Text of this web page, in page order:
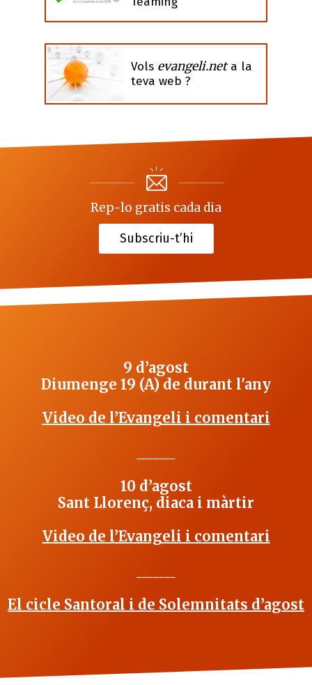
Vols evangeli.neta la
teva web ?
Rep-lo gratis cada dia
Subscriu-t’hi
9 d’agost
Diumenge 19 (A) de durant l'any
Video de l’Evangeli i comentari
10 d’agost
Sant Llorenç, diaca i màrtir
Video de l’Evangeli i comentari
El cicle Santoral i de Solemnitats d’agost